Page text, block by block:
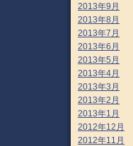
2013年9月
2013年8月
2013年7月
2013年6月
2013年5月
2013年4月
2013年3月
2013年2月
2013年1月
2012年12月
2012年11月